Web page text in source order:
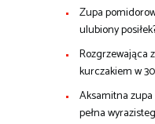
Zupa
ulubiony
Rozgrzewająca
kurczakiem w
Aksamitna
pełna